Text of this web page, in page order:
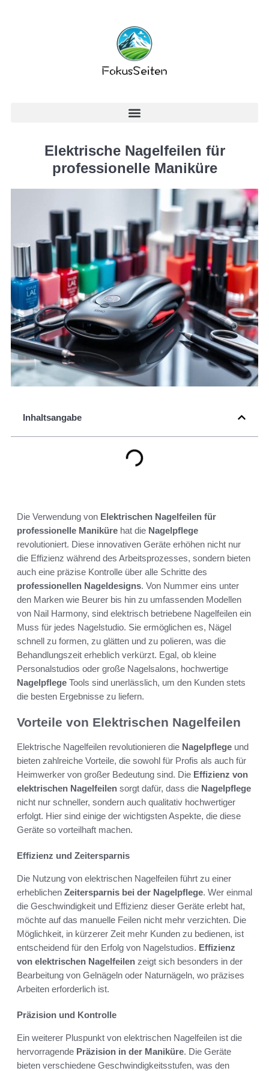
Elektrische Nagelfeilen für
professionelle Maniküre
Inhaltsangabe
Die Verwendung von Elektrischen Nagelfeilen für
professionelle Maniküre hat die Nagelpflege
revolutioniert. Diese innovativen Geräte erhöhen nicht nur
die Effizienz während des Arbeitsprozesses, sondern bieten
auch eine präzise Kontrolle über alle Schritte des
professionellen Nageldesigns. Von Nummer eins unter
den Marken wie Beurer bis hin zu umfassenden Modellen
von Nail Harmony, sind elektrisch betriebene Nagelfeilen ein
Muss für jedes Nagelstudio. Sie ermöglichen es, Nägel
schnell zu formen, zu glätten und zu polieren, was die
Behandlungszeit erheblich verkürzt. Egal, ob kleine
Personalstudios oder große Nagelsalons, hochwertige
Nagelpflege Tools sind unerlässlich, um den Kunden stets
die besten Ergebnisse zu liefern.
Vorteile von Elektrischen Nagelfeilen
Elektrische Nagelfeilen revolutionieren die Nagelpflege und
bieten zahlreiche Vorteile, die sowohl für Profis als auch für
Heimwerker von großer Bedeutung sind. Die Effizienz von
elektrischen Nagelfeilen sorgt dafür, dass die Nagelpflege
nicht nur schneller, sondern auch qualitativ hochwertiger
erfolgt. Hier sind einige der wichtigsten Aspekte, die diese
Geräte so vorteilhaft machen.
Effizienz und Zeitersparnis
Die Nutzung von elektrischen Nagelfeilen führt zu einer
erheblichen Zeitersparnis bei der Nagelpflege. Wer einmal
die Geschwindigkeit und Effizienz dieser Geräte erlebt hat,
möchte auf das manuelle Feilen nicht mehr verzichten. Die
Möglichkeit, in kürzerer Zeit mehr Kunden zu bedienen, ist
entscheidend für den Erfolg von Nagelstudios. Effizienz
von elektrischen Nagelfeilen zeigt sich besonders in der
Bearbeitung von Gelnägeln oder Naturnägeln, wo präzises
Arbeiten erforderlich ist.
Präzision und Kontrolle
Ein weiterer Pluspunkt von elektrischen Nagelfeilen ist die
hervorragende Präzision in der Maniküre. Die Geräte
bieten verschiedene Geschwindigkeitsstufen, was den